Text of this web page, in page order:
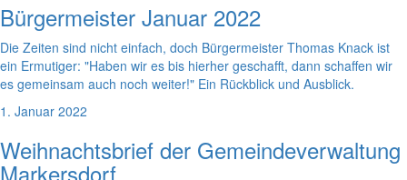
Bürgermeister Januar 2022
Die Zeiten sind nicht einfach, doch Bürgermeister Thomas Knack ist
ein Ermutiger: "Haben wir es bis hierher geschafft, dann schaffen wir
es gemeinsam auch noch weiter!" Ein Rückblick und Ausblick.
1. Januar 2022
Weihnachtsbrief der Gemeindeverwaltung
Markersdorf